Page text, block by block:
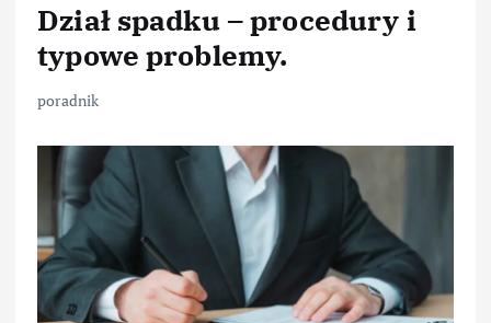
Dział spadku – procedury i
typowe problemy.
poradnik